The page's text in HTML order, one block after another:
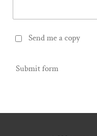
Send me a copy
Submit form